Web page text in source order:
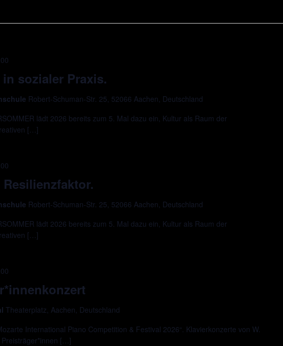
sozialer Praxis.
Robert-Schuman-Str. 25, 52066 Aachen, Deutschland
lädt 2026 bereits zum 5. Mal dazu ein, Kultur als Raum der
[…]
Robert-Schuman-Str. 25, 52066 Aachen, Deutschland
lädt 2026 bereits zum 5. Mal dazu ein, Kultur als Raum der
[…]
Theaterplatz, Aachen, Deutschland
International Piano Competition & Festival 2026“. Klavierkonzerte von W.
[…]